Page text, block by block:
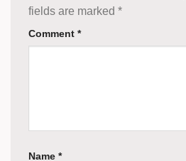
fields are marked *
Comment *
Name *